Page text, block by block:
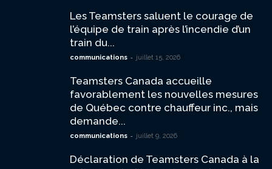
Les Teamsters saluent le courage de
l’équipe de train après l’incendie d’un
train du...
communications - juillet 15, 2026
Teamsters Canada accueille
favorablement les nouvelles mesures
de Québec contre chauffeur inc., mais
demande...
communications - juillet 9, 2026
Déclaration de Teamsters Canada à la